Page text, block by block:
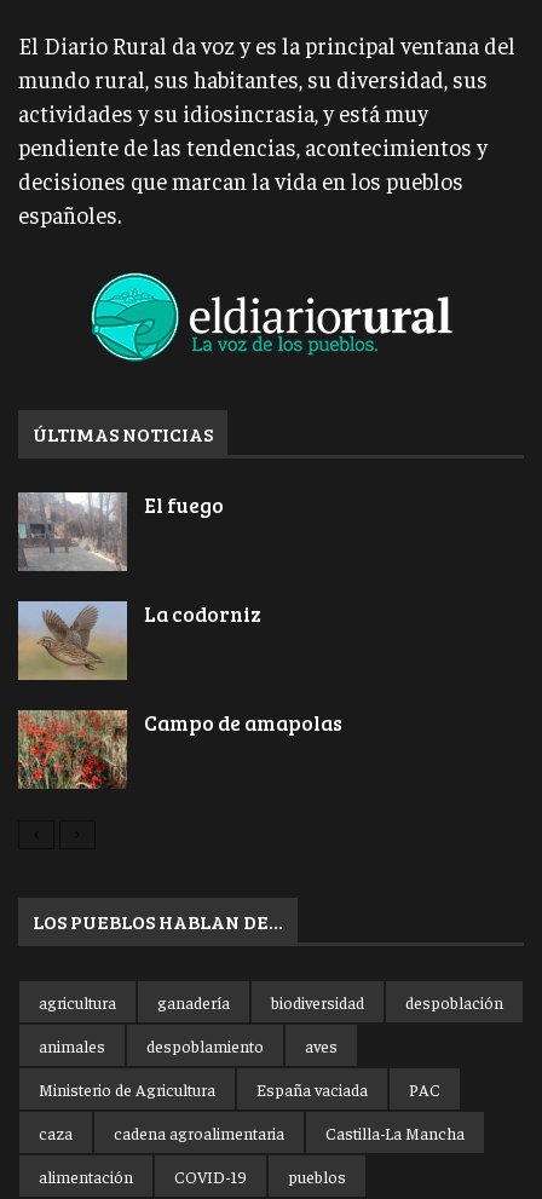
El Diario Rural da voz y es la principal ventana del
mundo rural, sus habitantes, su diversidad, sus
actividades y su idiosincrasia, y está muy
pendiente de las tendencias, acontecimientos y
decisiones que marcan la vida en los pueblos
españoles.
ÚLTIMAS NOTICIAS
El fuego
La codorniz
Campo de amapolas
LOS PUEBLOS HABLAN DE…
agricultura ganadería biodiversidad
despoblación
animales
despoblamiento
aves
Ministerio de Agricultura
España vaciada
PAC
caza
cadena agroalimentaria
Castilla-La Mancha
alimentación
COVID-19 pueblos